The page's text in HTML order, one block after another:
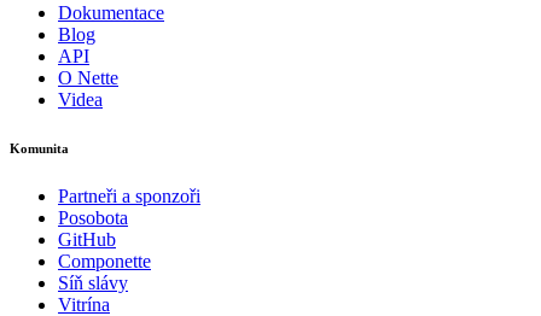
Dokumentace
Blog
API
O Nette
Videa
Komunita
Partneři a sponzoři
Posobota
GitHub
Componette
Síň slávy
Vitrína